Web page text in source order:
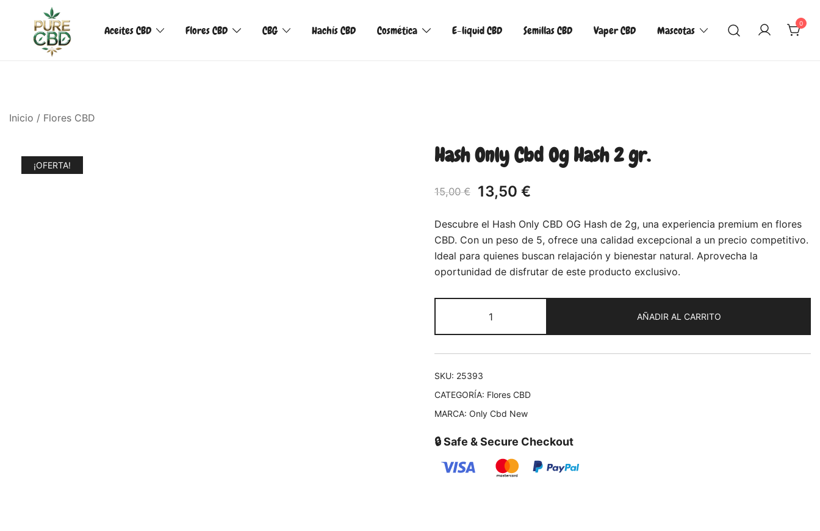
Aceites CBD Flores CBD CBG Hachís CBD Cosmética E-liquid CBD Semillas CBD Vaper CBD Mascotas
0
Inicio / Flores CBD
¡OFERTA! Hash Only Cbd Og Hash 2 gr.
15,00€ 13,50 €
Descubre el Hash Only CBD OG Hash de 2g, una experiencia premium en flores
CBD. Con un peso de 5, ofrece una calidad excepcional a un precio competitivo.
Ideal para quienes buscan relajación y bienestar natural. Aprovecha la
oportunidad de disfrutar de este producto exclusivo.
AÑADIR AL CARRITO
SKU: 25393
CATEGORÍA: Flores CBD
MARCA: Only Cbd New
🔒 Safe & Secure Checkout